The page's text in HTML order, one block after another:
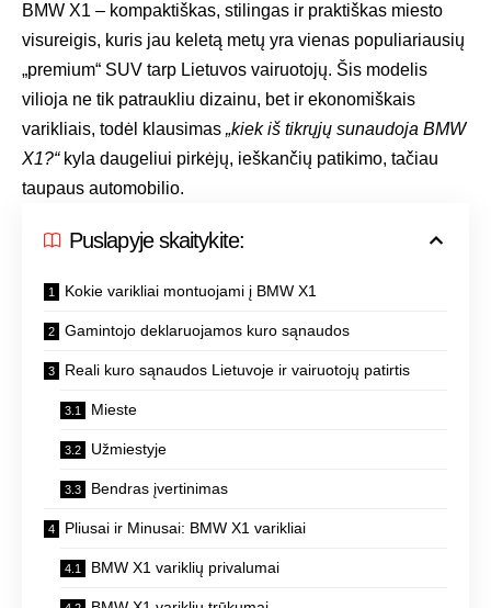
BMW X1 – kompaktiškas, stilingas ir praktiškas miesto
visureigis, kuris jau keletą metų yra vienas populiariausių
„premium“ SUV tarp Lietuvos vairuotojų. Šis modelis
vilioja ne tik patraukliu dizainu, bet ir ekonomiškais
varikliais, todėl klausimas „kiek iš tikrųjų sunaudoja BMW
X1?“kyla daugeliui pirkėjų, ieškančių patikimo, tačiau
taupaus automobilio.
Puslapyje skaitykite:
Kokie varikliai montuojami į BMW X1
Gamintojo deklaruojamos kuro sąnaudos
Reali kuro sąnaudos Lietuvoje ir vairuotojų patirtis
Mieste
Užmiestyje
Bendras įvertinimas
Pliusai ir Minusai: BMW X1 varikliai
BMW X1 variklių privalumai